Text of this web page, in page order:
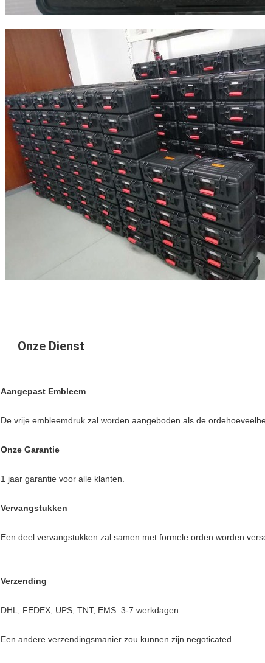
Onze Dienst
Aangepast Embleem
De vrije embleemdruk zal worden aangeboden als de
Onze Garantie
1 jaar garantie voor alle klanten.
Vervangstukken
Een deel vervangstukken zal samen met formele orden worden
Verzending
DHL, FEDEX, UPS, TNT, EMS: 3-7 werkdagen
Een andere verzendingsmanier zou kunnen zijn negoticated